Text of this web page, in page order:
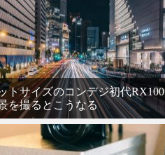
トサイズのコンデジ初代RX100
を撮るとこうなる